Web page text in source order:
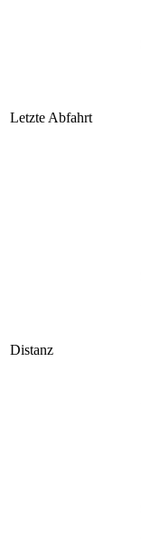
Letzte Abfahrt
Distanz